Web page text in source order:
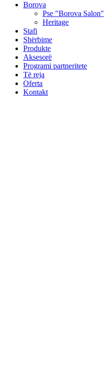
Borova
Pse "Borova Salon"
Heritage
Stafi
Shërbime
Produkte
Aksesorë
Programi partneritete
Të reja
Oferta
Kontakt